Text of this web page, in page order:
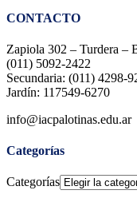
CONTACTO
Zapiola 302 – Turdera –
(011) 5092-2422
Secundaria: (011) 4298-
Jardín: 117549-6270
info@iacpalotinas.edu.ar
Categorías
Categorías